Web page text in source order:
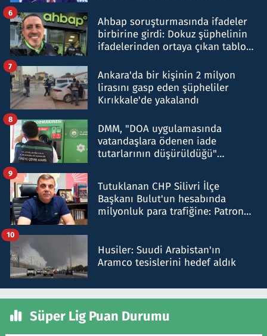
Ahbap soruşturmasında ifadeler
birbirine girdi: Dokuz şüphelinin
ifadelerinden ortaya çıkan tablo
6
Ankara'da bir kişinin 2 milyon
lirasını gasp eden şüpheliler
Kırıkkale'de yakalandı
7
DMM, "DOA uygulamasında
vatandaşlara ödenen iade
tutarlarının düşürüldüğü"
8
Tutuklanan CHP Silivri İlçe
Başkanı Bulut'un hesabında
milyonluk para trafiğine: Patron
9
Husiler: Suudi Arabistan'ın
Aramco tesislerini hedef aldık
10
Süper Lig Puan Durumu